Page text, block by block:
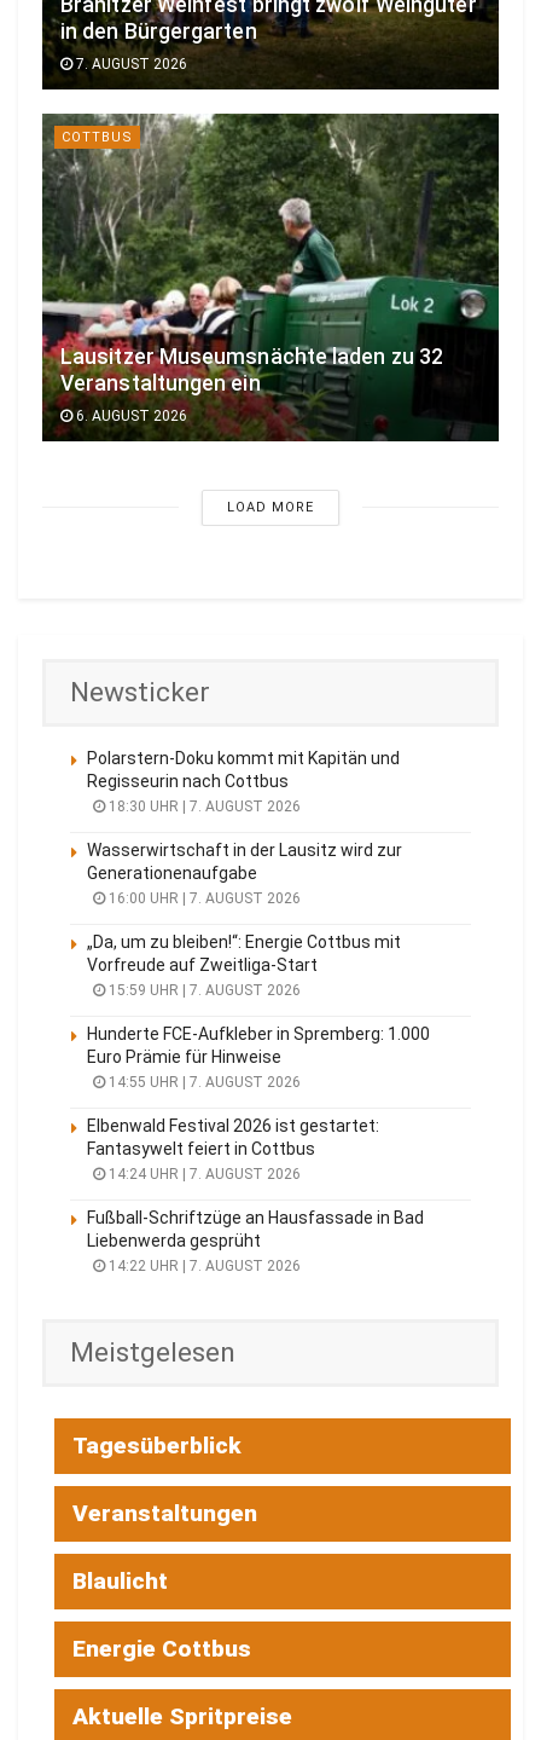
Branitzer Weinfest bringt zwölf Weingüter
in den Bürgergarten
7. AUGUST 2026
COTTBUS
Lausitzer Museumsnächte laden zu 32
Veranstaltungen ein
6. AUGUST 2026
LOAD MORE
Newsticker
Polarstern-Doku kommt mit Kapitän und
Regisseurin nach Cottbus
18:30 UHR | 7. AUGUST 2026
Wasserwirtschaft in der Lausitz wird zur
Generationenaufgabe
16:00 UHR | 7. AUGUST 2026
„Da, um zu bleiben!“: Energie Cottbus mit
Vorfreude auf Zweitliga-Start
15:59 UHR | 7. AUGUST 2026
Hunderte FCE-Aufkleber in Spremberg: 1.000
Euro Prämie für Hinweise
14:55 UHR | 7. AUGUST 2026
Elbenwald Festival 2026 ist gestartet:
Fantasywelt feiert in Cottbus
14:24 UHR | 7. AUGUST 2026
Fußball-Schriftzüge an Hausfassade in Bad
Liebenwerda gesprüht
14:22 UHR | 7. AUGUST 2026
Meistgelesen
Tagesüberblick
Veranstaltungen
Blaulicht
Energie Cottbus
Aktuelle Spritpreise